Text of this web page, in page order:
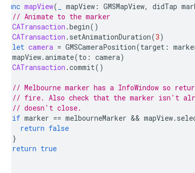
func mapView( mapView : GMSMapView, didTap
// Animate to the marker
CATransaction .begin()
CATransaction . setAnimationDuration(3)
let camera = GMSCameraPosition(target :
mapView.animate(to : camera)
CATransaction .commit()
// Melbourne marker has a InfoWindow so
// fire. Also check that the marker isn't
// doesn't close.
if marker == melbourneMarker && mapView.
return false
}
return true